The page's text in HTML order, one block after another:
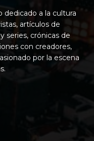
dedicado a la cultura
artículos de
series, crónicas de
con creadores,
por la escena